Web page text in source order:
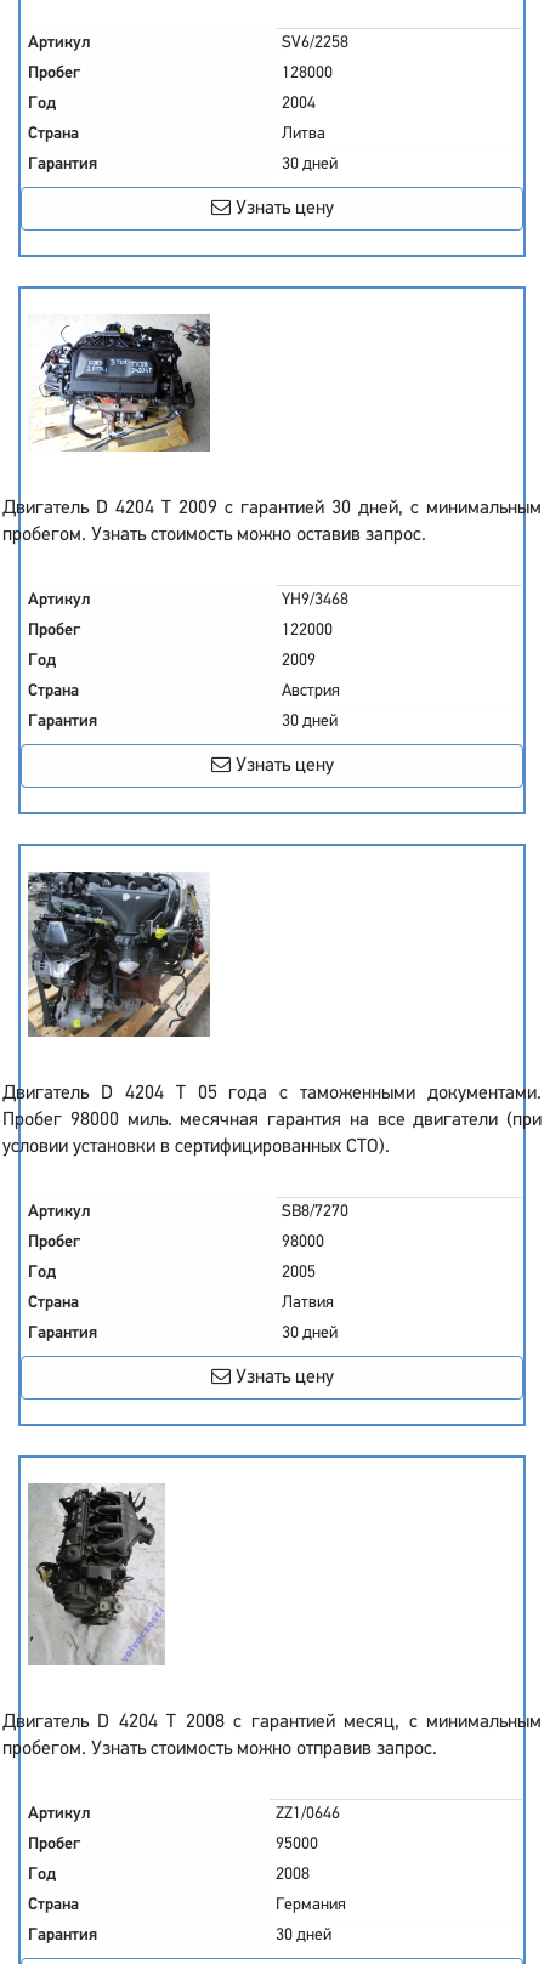
Артикул
SV6/2258
Пробег
128000
Год
2004
Страна
Литва
Гарантия
30 дней
Узнать цену
Двигатель D 4204 T 2009 с гарантией 30 дней, с минимальным
пробегом. Узнать стоимость можно оставив запрос.
Артикул
YH9/3468
Пробег
122000
Год
2009
Страна
Австрия
Гарантия
30 дней
Узнать цену
Двигатель D 4204 T 05 года с таможенными документами.
Пробег 98000 миль. месячная гарантия на все двигатели (при
условии установки в сертифицированных СТО).
Артикул
SB8/7270
Пробег
98000
Год
2005
Страна
Латвия
Гарантия
30 дней
Узнать цену
Двигатель D 4204 T 2008 с гарантией месяц, с минимальным
пробегом. Узнать стоимость можно отправив запрос.
Артикул
ZZ1/0646
Пробег
95000
Год
2008
Страна
Германия
Гарантия
30 дней